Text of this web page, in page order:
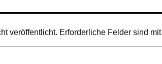
veröffentlicht. Erforderliche Felder sind mit